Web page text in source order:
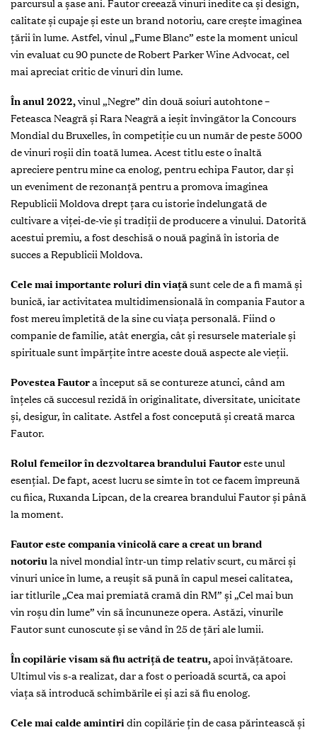
parcursul a șase ani. Fautor creează vinuri inedite ca și design,
calitate și cupaje și este un brand notoriu, care crește imaginea
țării în lume. Astfel, vinul „Fume Blanc” este la moment unicul
vin evaluat cu 90 puncte de Robert Parker Wine Advocat, cel
mai apreciat critic de vinuri din lume.
În anul 2022,vinul „Negre” din două soiuri autohtone –
Feteasca Neagră și Rara Neagră a ieșit învingător la Concours
Mondial du Bruxelles, în competiție cu un număr de peste 5000
de vinuri roșii din toată lumea. Acest titlu este o înaltă
apreciere pentru mine ca enolog, pentru echipa Fautor, dar și
un eveniment de rezonanță pentru a promova imaginea
Republicii Moldova drept țara cu istorie îndelungată de
cultivare a viței-de-vie și tradiții de producere a vinului. Datorită
acestui premiu, a fost deschisă o nouă pagină în istoria de
succes a Republicii Moldova.
Cele mai importante roluri din viațăsunt cele de a fi mamă și
bunică, iar activitatea multidimensională în compania Fautor a
fost mereu împletită de la sine cu viața personală. Fiind o
companie de familie, atât energia, cât și resursele materiale și
spirituale sunt împărțite între aceste două aspecte ale vieții.
Povestea Fautora început să se contureze atunci, când am
înțeles că succesul rezidă în originalitate, diversitate, unicitate
și, desigur, în calitate. Astfel a fost concepută și creată marca
Fautor.
Rolul femeilor în dezvoltarea brandului Fautoreste unul
esențial. De fapt, acest lucru se simte în tot ce facem împreună
cu fiica, Ruxanda Lipcan, de la crearea brandului Fautor și până
la moment.
Fautor este compania vinicolă care a creat un brand
notoriula nivel mondial într-un timp relativ scurt, cu mărci și
vinuri unice în lume, a reușit să pună în capul mesei calitatea,
iar titlurile „Cea mai premiată cramă din RM” și „Cel mai bun
vin roșu din lume” vin să încununeze opera. Astăzi, vinurile
Fautor sunt cunoscute și se vând în 25 de țări ale lumii.
În copilărie visam să fiu actriță de teatru,apoi învățătoare.
Ultimul vis s-a realizat, dar a fost o perioadă scurtă, ca apoi
viața să introducă schimbările ei și azi să fiu enolog.
Cele mai calde amintiri din copilărie țin de casa părintească și